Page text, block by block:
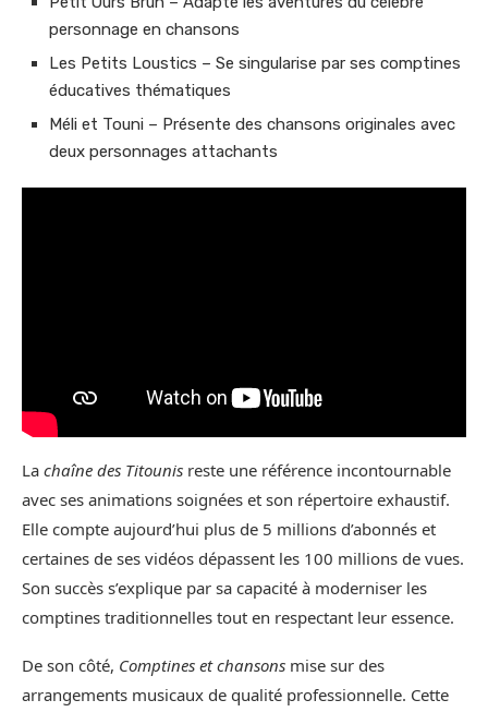
personnage en chansons
Les Petits Loustics – Se singularise par ses comptines
éducatives thématiques
Méli et Touni – Présente des chansons originales avec
deux personnages attachants
La chaîne des Titounis reste une référence incontournable
avec ses animations soignées et son répertoire exhaustif.
Elle compte aujourd’hui plus de 5 millions d’abonnés et
certaines de ses vidéos dépassent les 100 millions de vues.
Son succès s’explique par sa capacité à moderniser les
comptines traditionnelles tout en respectant leur essence.
De son côté, Comptines et chansons mise sur des
arrangements musicaux de qualité professionnelle. Cette